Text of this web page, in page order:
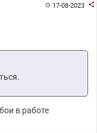
17-08-2023 
в работе